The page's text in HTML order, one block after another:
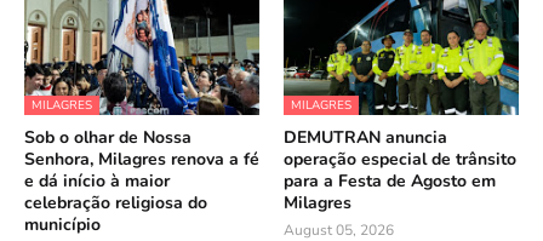
MILAGRES
Sob o olhar de Nossa
Senhora, Milagres renova a fé
e dá início à maior
celebração religiosa do
município
MILAGRES
DEMUTRAN anuncia
operação especial de trânsito
para a Festa de Agosto em
Milagres
August 05, 2026